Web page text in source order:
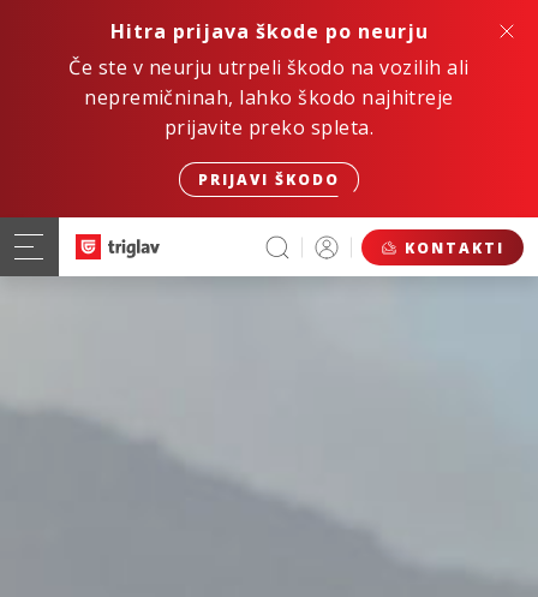
Hitra prijava škode po neurju
Če ste v neurju utrpeli škodo na vozilih ali
nepremičninah, lahko škodo najhitreje
prijavite preko spleta.
PRIJAVI ŠKODO
KONTAKTI